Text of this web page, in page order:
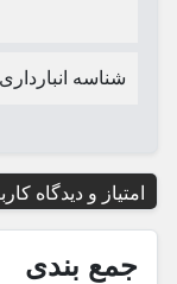
شناسه انبارداری
امتیاز و دیدگاه
جمع بندی